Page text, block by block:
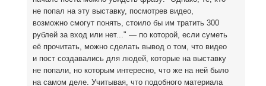
не попал на эту выставку, посмотрев видео,
возможно смогут понять, стоило бы им тратить 300
рублей за вход или нет..." — по которой, если суметь
её прочитать, можно сделать вывод о том, что видео
и пост создавались для людей, которые на выставку
не попали, но которым интересно, что же на ней было
на самом деле. Учитывая, что подобного материала